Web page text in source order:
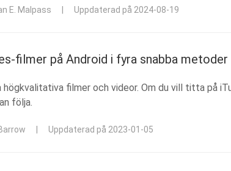
E. Malpass Uppdaterad på 2024-08-19
filmer på Android i fyra snabba metoder
högkvalitativa filmer och videor. Om du vill titta på
följa.
Uppdaterad på 2023-01-05